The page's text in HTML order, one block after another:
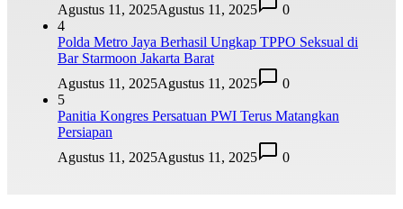
Agustus 11, 2025Agustus 11, 2025
0
4
Polda Metro Jaya Berhasil Ungkap TPPO Seksual di
Bar Starmoon Jakarta Barat
Agustus 11, 2025Agustus 11, 2025
0
5
Panitia Kongres Persatuan PWI Terus Matangkan
Persiapan
Agustus 11, 2025Agustus 11, 2025 0